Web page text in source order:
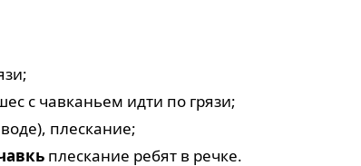
с чавканьем идти по грязи;
плескание;
плескание ребят в речке.